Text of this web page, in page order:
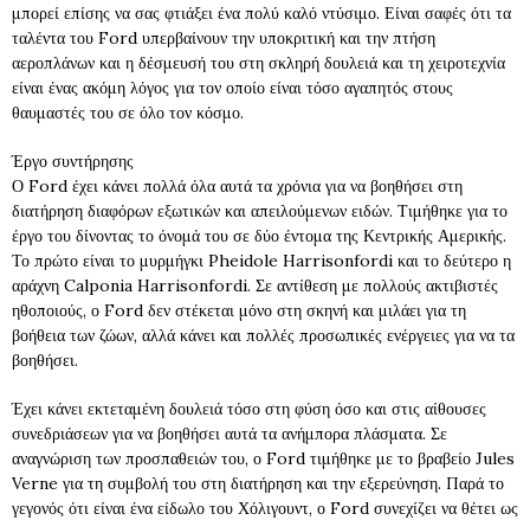
μπορεί επίσης να σας φτιάξει ένα πολύ καλό ντύσιμο. Είναι σαφές ότι τα
ταλέντα του Ford υπερβαίνουν την υποκριτική και την πτήση
αεροπλάνων και η δέσμευσή του στη σκληρή δουλειά και τη χειροτεχνία
είναι ένας ακόμη λόγος για τον οποίο είναι τόσο αγαπητός στους
θαυμαστές του σε όλο τον κόσμο.
Έργο συντήρησης
Ο Ford έχει κάνει πολλά όλα αυτά τα χρόνια για να βοηθήσει στη
διατήρηση διαφόρων εξωτικών και απειλούμενων ειδών. Τιμήθηκε για το
έργο του δίνοντας το όνομά του σε δύο έντομα της Κεντρικής Αμερικής.
Το πρώτο είναι το μυρμήγκι Pheidole Harrisonfordi και το δεύτερο η
αράχνη Calponia Harrisonfordi. Σε αντίθεση με πολλούς ακτιβιστές
ηθοποιούς, ο Ford δεν στέκεται μόνο στη σκηνή και μιλάει για τη
βοήθεια των ζώων, αλλά κάνει και πολλές προσωπικές ενέργειες για να τα
βοηθήσει.
Έχει κάνει εκτεταμένη δουλειά τόσο στη φύση όσο και στις αίθουσες
συνεδριάσεων για να βοηθήσει αυτά τα ανήμπορα πλάσματα. Σε
αναγνώριση των προσπαθειών του, ο Ford τιμήθηκε με το βραβείο Jules
Verne για τη συμβολή του στη διατήρηση και την εξερεύνηση. Παρά το
γεγονός ότι είναι ένα είδωλο του Χόλιγουντ, ο Ford συνεχίζει να θέτει ως